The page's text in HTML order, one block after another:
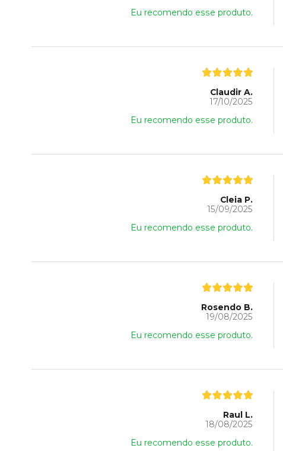
Eu recomendo esse produto.
Claudir A.
17/10/2025
Eu recomendo esse produto.
Cleia P.
15/09/2025
Eu recomendo esse produto.
Rosendo B.
19/08/2025
Eu recomendo esse produto.
Raul L.
18/08/2025
Eu recomendo esse produto.